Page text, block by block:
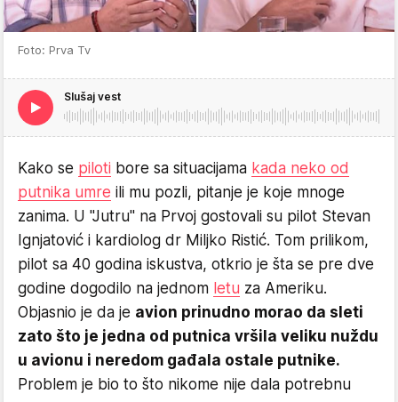
Foto: Prva Tv
Slušaj vest
Kako se piloti bore sa situacijama kada neko od
putnika umre ili mu pozli, pitanje je koje mnoge
zanima. U "Jutru" na Prvoj gostovali su pilot Stevan
Ignjatović i kardiolog dr Miljko Ristić. Tom prilikom,
pilot sa 40 godina iskustva, otkrio je šta se pre dve
godine dogodilo na jednom letu za Ameriku.
Objasnio je da je avion prinudno morao da sleti
zato što je jedna od putnica vršila veliku nuždu
u avionu i neredom gađala ostale putnike.
Problem je bio to što nikome nije dala potrebnu